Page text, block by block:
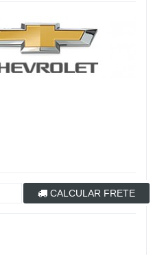
CALCULAR FRETE